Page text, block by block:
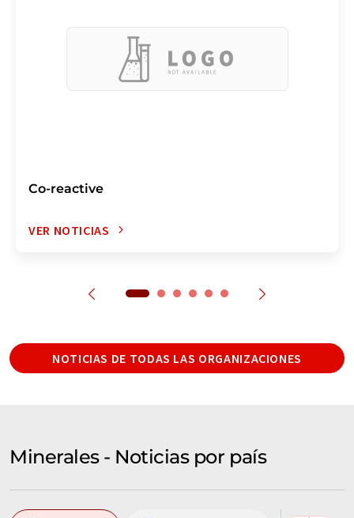
Co-reactive
VER NOTICIAS
NOTICIAS DE TODAS LAS ORGANIZACIONES
Minerales - Noticias por país